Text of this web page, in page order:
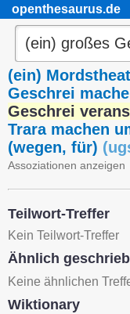
openthesaurus.de
(ein)
Geschrei
Geschrei
Trara machen
(wegen, für) (
Assoziationen anzeigen
Teilwort-Treffer
Kein Teilwort-Treffer
Ähnlich
Keine ähnlichen
Wiktionary